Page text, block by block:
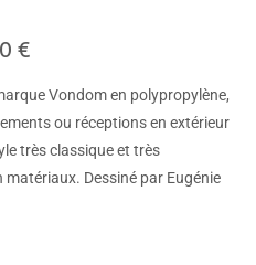
€
Vondom en polypropylène,
ou réceptions en extérieur
très classique et très
Dessiné par Eugénie